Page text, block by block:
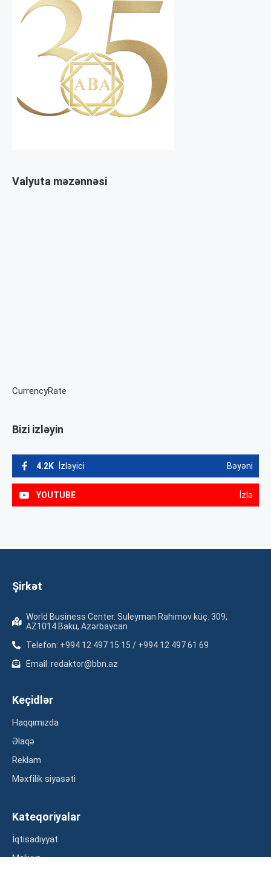
Valyuta məzənnəsi
CurrencyRate
Bizi izləyin
4.2K İzləyici Bəyəni
YOUTUBE İzlə
Şirkət
World Business Center. Suleyman Rahimov küç. 309,
AZ1014 Baku, Azərbaycan
Telefon: +994 12 497 15 15 / +994 12 497 61 69
Email: redaktor@bbn.az
Keçidlər
Haqqımızda
Əlaqə
Reklam
Məxfilik siyasəti
Kateqoriyalar
İqtisadiyyat
Maliyyə